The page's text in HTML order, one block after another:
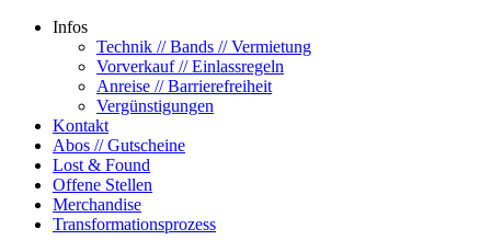
Infos
Technik // Bands // Vermietung
Vorverkauf // Einlassregeln
Anreise // Barrierefreiheit
Vergünstigungen
Kontakt
Abos // Gutscheine
Lost & Found
Offene Stellen
Merchandise
Transformationsprozess